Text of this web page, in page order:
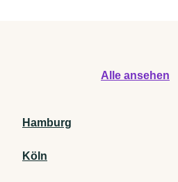
Alle ansehen
Hamburg
Köln